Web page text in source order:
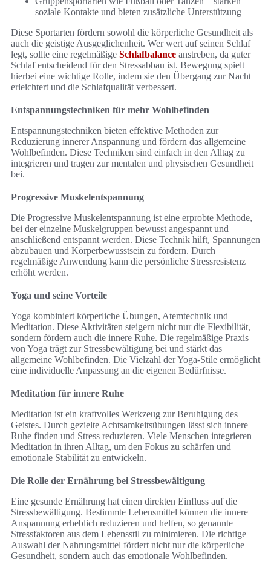
soziale Kontakte und bieten zusätzliche Unterstützung
Diese Sportarten fördern sowohl die körperliche Gesundheit als
auch die geistige Ausgeglichenheit. Wer wert auf seinen Schlaf
legt, sollte eine regelmäßige Schlafbalance anstreben, da guter
Schlaf entscheidend für den Stressabbau ist. Bewegung spielt
hierbei eine wichtige Rolle, indem sie den Übergang zur Nacht
erleichtert und die Schlafqualität verbessert.
Entspannungstechniken für mehr Wohlbefinden
Entspannungstechniken bieten effektive Methoden zur
Reduzierung innerer Anspannung und fördern das allgemeine
Wohlbefinden. Diese Techniken sind einfach in den Alltag zu
integrieren und tragen zur mentalen und physischen Gesundheit
bei.
Progressive Muskelentspannung
Die Progressive Muskelentspannung ist eine erprobte Methode,
bei der einzelne Muskelgruppen bewusst angespannt und
anschließend entspannt werden. Diese Technik hilft, Spannungen
abzubauen und Körperbewusstsein zu fördern. Durch
regelmäßige Anwendung kann die persönliche Stressresistenz
erhöht werden.
Yoga und seine Vorteile
Yoga kombiniert körperliche Übungen, Atemtechnik und
Meditation. Diese Aktivitäten steigern nicht nur die Flexibilität,
sondern fördern auch die innere Ruhe. Die regelmäßige Praxis
von Yoga trägt zur Stressbewältigung bei und stärkt das
allgemeine Wohlbefinden. Die Vielzahl der Yoga-Stile ermöglicht
eine individuelle Anpassung an die eigenen Bedürfnisse.
Meditation für innere Ruhe
Meditation ist ein kraftvolles Werkzeug zur Beruhigung des
Geistes. Durch gezielte Achtsamkeitsübungen lässt sich innere
Ruhe finden und Stress reduzieren. Viele Menschen integrieren
Meditation in ihren Alltag, um den Fokus zu schärfen und
emotionale Stabilität zu entwickeln.
Die Rolle der Ernährung bei Stressbewältigung
Eine gesunde Ernährung hat einen direkten Einfluss auf die
Stressbewältigung. Bestimmte Lebensmittel können die innere
Anspannung erheblich reduzieren und helfen, so genannte
Stressfaktoren aus dem Lebensstil zu minimieren. Die richtige
Auswahl der Nahrungsmittel fördert nicht nur die körperliche
Gesundheit, sondern auch das emotionale Wohlbefinden.